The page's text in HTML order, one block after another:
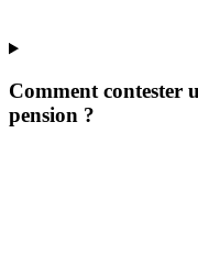
Comment contester
pension ?